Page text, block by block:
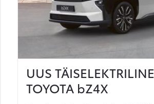
UUS TÄISELEKTRILINE
TOYOTA bZ4X